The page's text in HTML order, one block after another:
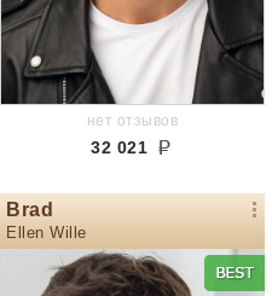
нет отзывов
32 021
Brad
Ellen Wille